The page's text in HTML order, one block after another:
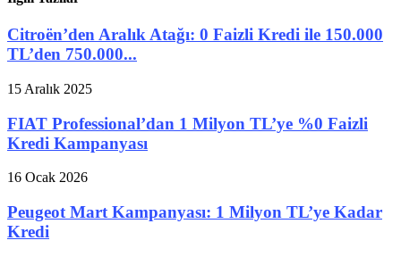
Citroën’den Aralık Atağı: 0 Faizli Kredi ile 150.000
TL’den 750.000...
15 Aralık 2025
FIAT Professional’dan 1 Milyon TL’ye %0 Faizli
Kredi Kampanyası
16 Ocak 2026
Peugeot Mart Kampanyası: 1 Milyon TL’ye Kadar
Kredi